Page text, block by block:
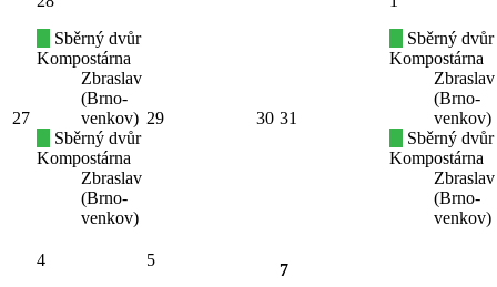
27
Sběrný dvůr
Kompostárna
Zbraslav
(Brno-
venkov)
Sběrný dvůr
Kompostárna
Zbraslav
(Brno-
venkov)
29 30 31
Sběrný dvůr
Kompostárna
Zbraslav
(Brno-
venkov)
Sběrný dvůr
Kompostárna
Zbraslav
(Brno-
venkov)
4
5
7